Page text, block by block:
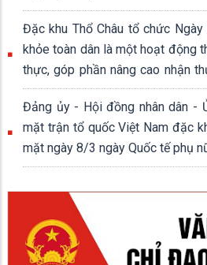
Đặc khu Thổ Châu tổ chức
khỏe toàn dân là một hoạt động
thực, góp phần nâng cao nhận
rèn luyện thân thể, xây dựng lối
Đảng ủy - Hội đồng nhân dân -
mặt trận tổ quốc Việt Nam đặc
mặt ngày 8/3 ngày Quốc tế phụ